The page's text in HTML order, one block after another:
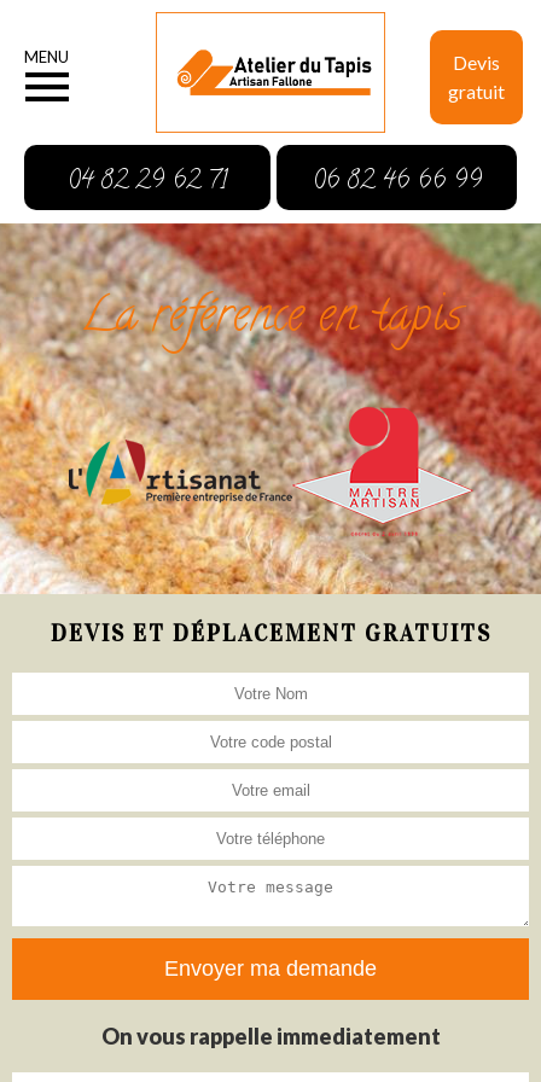
Devis
gratuit
MENU
04 82 29 62 71 06 82 46 66 99
La référence en tapis
DEVIS ET DÉPLACEMENT GRATUITS
On vous rappelle immediatement